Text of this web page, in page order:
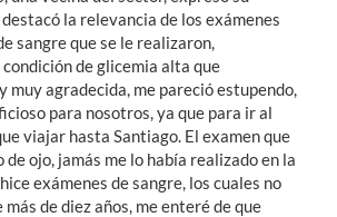
la relevancia de los exámenes
sangre que se le realizaron,
de glicemia alta que
muy agradecida, me pareció estupendo,
para nosotros, ya que para ir al
viajar hasta Santiago. El examen que
de ojo, jamás me lo había realizado en la
exámenes de sangre, los cuales no
de diez años, me enteré de que